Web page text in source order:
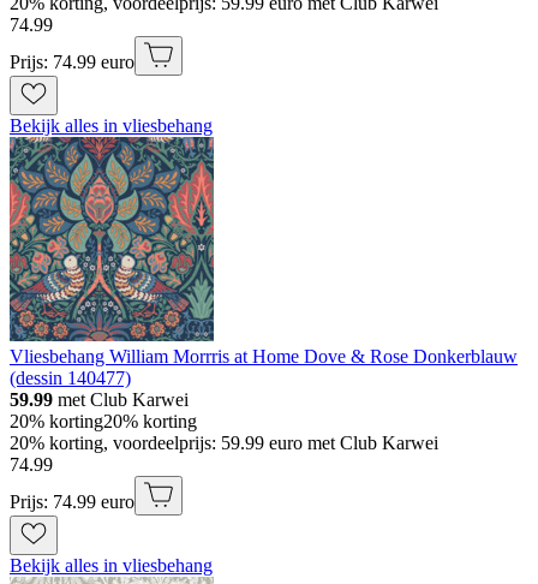
74.99
Prijs: 74.99 euro
Bekijk alles in vliesbehang
Vliesbehang William Morrris at Home Dove & Rose Donkerblauw
(dessin 140477)
59.99 met Club Karwei
20% korting20% korting
20% korting, voordeelprijs: 59.99 euro met Club Karwei
74.99
Prijs: 74.99 euro
Bekijk alles in vliesbehang